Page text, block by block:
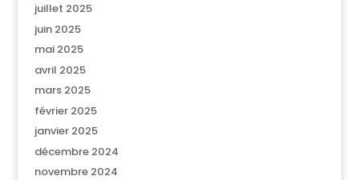
juillet 2025
juin 2025
mai 2025
avril 2025
mars 2025
février 2025
janvier 2025
décembre 2024
novembre 2024